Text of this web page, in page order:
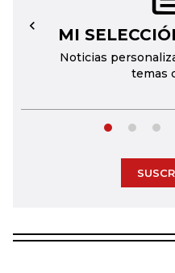
MI
Noticias
temas
←